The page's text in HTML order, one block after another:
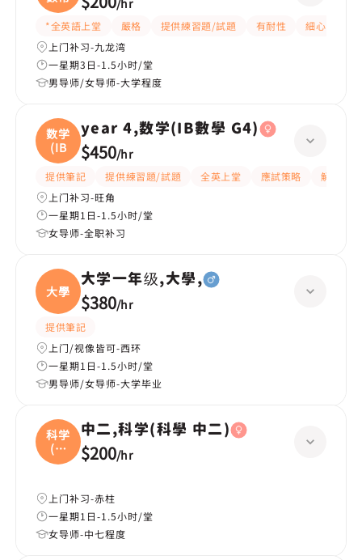
/hr
*全英語上堂 嚴格 提供練習題/試題 有耐性 細心
上门补习-九龙湾
一星期3日-1.5小时/堂
男导师/女导师-大学程度
数学
(IB
year 4,数学(IB數學 G4)
$450/hr
提供筆記 提供練習題/試題 全英上堂 應試策略
解題思路
上门补习-旺角
一星期1日-1.5小时/堂
女导师-全职补习
大學
大学一年级,大學,
$380/hr
提供筆記
上门/视像皆可-西环
一星期1日-1.5小时/堂
男导师/女导师-大学毕业
科学
(科
學
中二,科学(科學 中二)
$200/hr
上门补习-赤柱
一星期1日-1.5小时/堂
女导师-中七程度